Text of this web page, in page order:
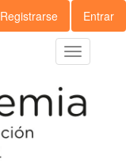
Registrarse Entrar
Toggle
navigation